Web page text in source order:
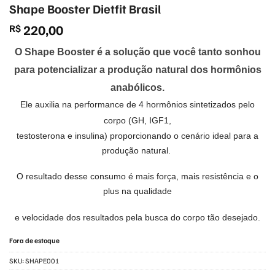
Shape Booster Dietfit Brasil
R$ 220,00
O Shape Booster é a solução que você tanto sonhou
para potencializar a produção natural dos hormônios
anabólicos.
Ele auxilia na performance de 4 hormônios sintetizados pelo
corpo (GH, IGF1,
testosterona e insulina) proporcionando o cenário ideal para a
produção natural.
O resultado desse consumo é mais força, mais resistência e o
plus na qualidade
e velocidade dos resultados pela busca do corpo tão desejado.
Fora de estoque
SKU:SHAPE001